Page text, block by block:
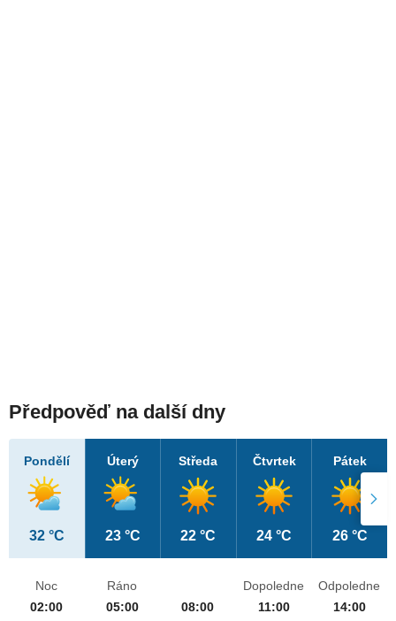
Předpověď na další dny
Pondělí
32 °C
Úterý
23 °C
Středa
22 °C
Čtvrtek
24 °C
Pátek
26 °C
Noc
02:00
Ráno
05:00
08:00
Dopoledne
11:00
Odpoledne
14:00